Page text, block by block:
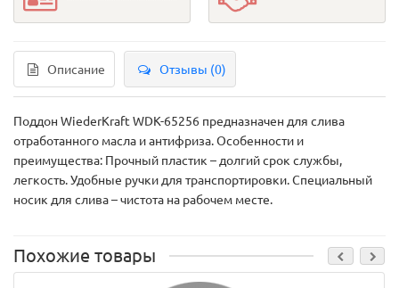
Описание Отзывы (0)
Поддон WiederKraft WDK-65256 предназначен для слива
отработанного масла и антифриза. Особенности и
преимущества: Прочный пластик – долгий срок службы,
легкость. Удобные ручки для транспортировки. Специальный
носик для слива – чистота на рабочем месте.
Похожие товары